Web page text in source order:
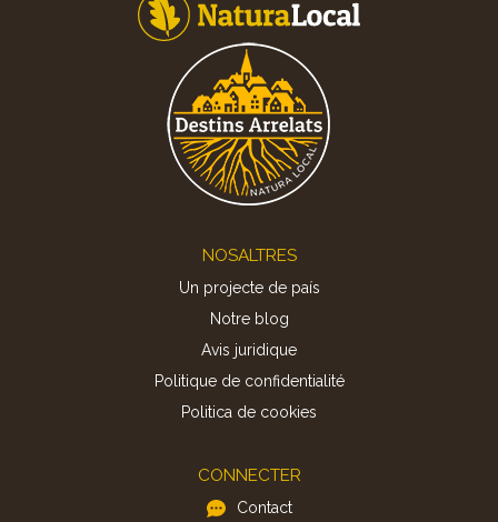
NOSALTRES
Un projecte de país
Notre blog
Avis juridique
Politique de confidentialité
Politica de cookies
CONNECTER
Contact